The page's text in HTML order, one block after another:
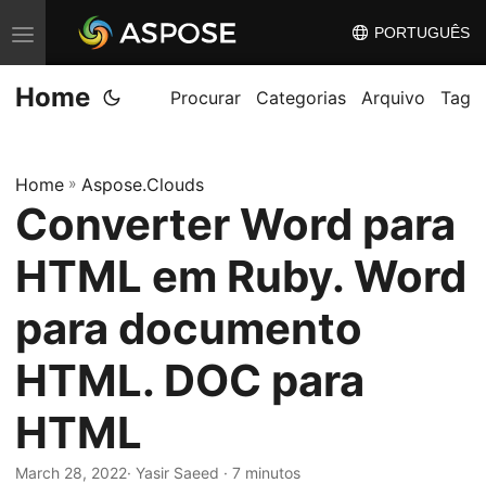
A
l
t
n
a
n
v
e
g
a
ç
PORTUGUÊS
Home Procurar Categorias Arquivo Tag
Home » Aspose.Clouds
Converter Word para
HTML em Ruby. Word
para documento
HTML. DOC para
HTML
March 28, 2022· Yasir Saeed · 7 minutos